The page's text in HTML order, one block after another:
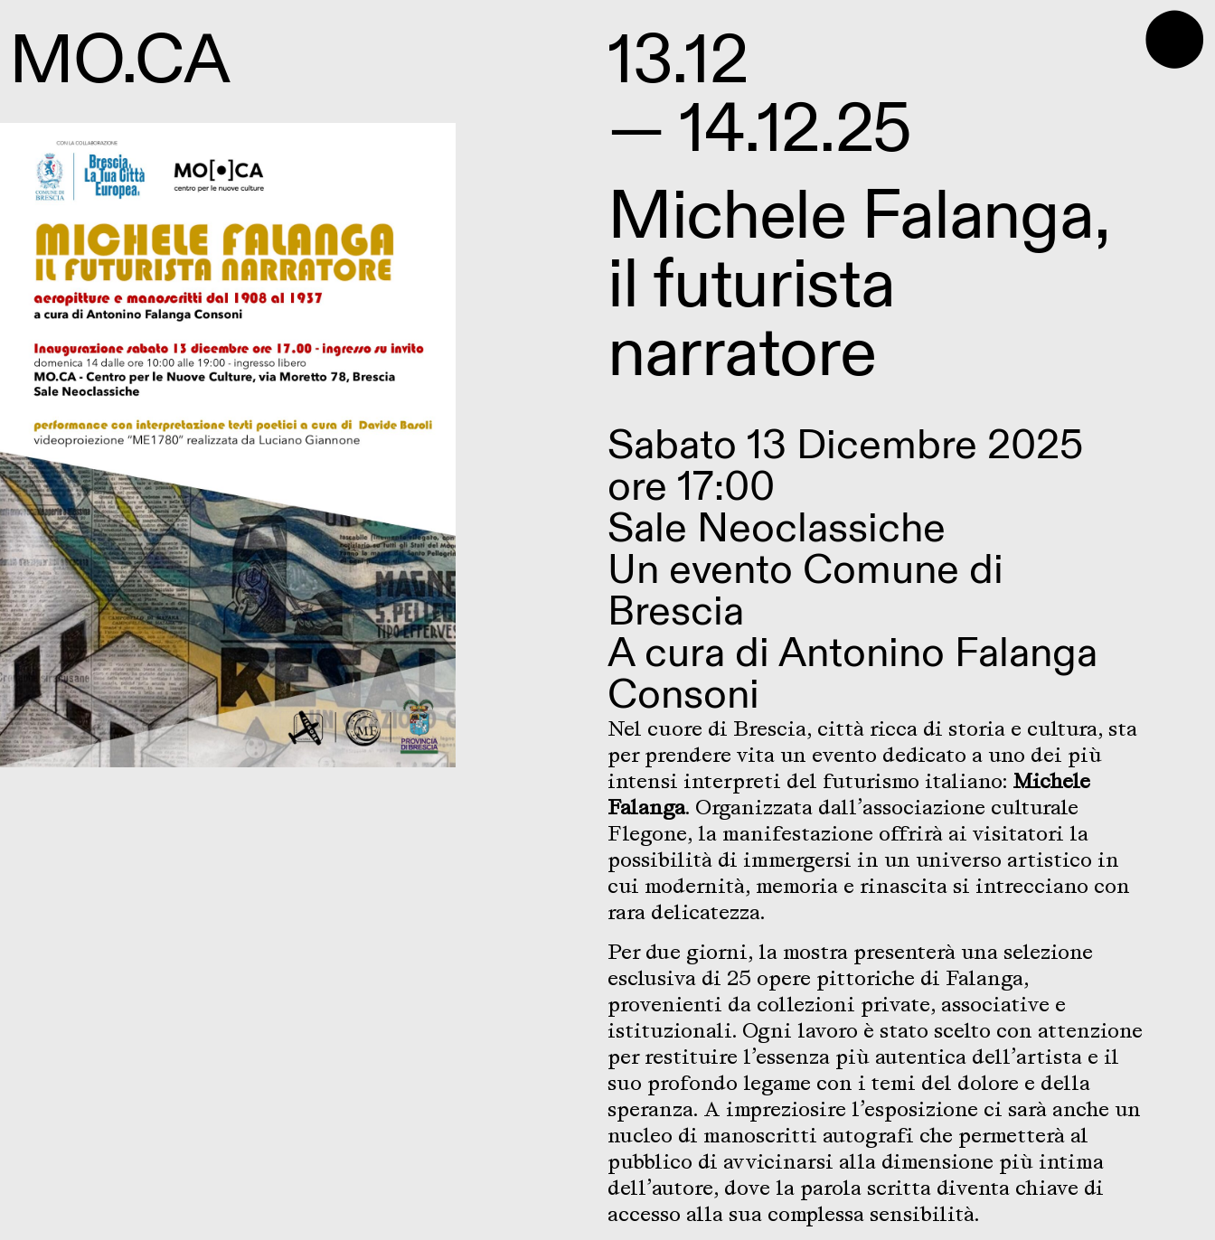
⬤
MO.CA 13.12
— 14.12.25
Michele Falanga,
il futurista
narratore
Sabato 13 Dicembre 2025
ore 17:00
Sale Neoclassiche
Un evento Comune di
Brescia
A cura di Antonino Falanga
Consoni
Nel cuore di Brescia, città ricca di storia e cultura, sta
per prendere vita un evento dedicato a uno dei più
intensi interpreti del futurismo italiano: Michele
Falanga. Organizzata dall’associazione culturale
Flegone, la manifestazione offrirà ai visitatori la
possibilità di immergersi in un universo artistico in
cui modernità, memoria e rinascita si intrecciano con
rara delicatezza.
Per due giorni, la mostra presenterà una selezione
esclusiva di 25 opere pittoriche di Falanga,
provenienti da collezioni private, associative e
istituzionali. Ogni lavoro è stato scelto con attenzione
per restituire l’essenza più autentica dell’artista e il
suo profondo legame con i temi del dolore e della
speranza. A impreziosire l’esposizione ci sarà anche un
nucleo di manoscritti autografi che permetterà al
pubblico di avvicinarsi alla dimensione più intima
dell’autore, dove la parola scritta diventa chiave di
accesso alla sua complessa sensibilità.